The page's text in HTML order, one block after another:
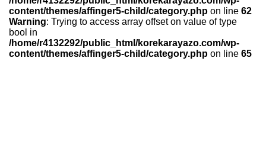
content/themes/affinger5-child/category.php on line 62
Warning: Trying to access array offset on value of type
bool in
/home/r4132292/public_html/korekarayazo.com/wp-
content/themes/affinger5-child/category.php on line 65